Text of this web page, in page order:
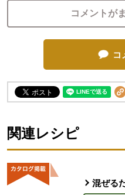
コメントが
コ
関連レシピ
混ぜる